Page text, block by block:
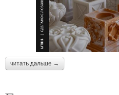
читать дальше →